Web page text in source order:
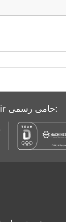
Machine-Seeker.ir حامی رسمی: